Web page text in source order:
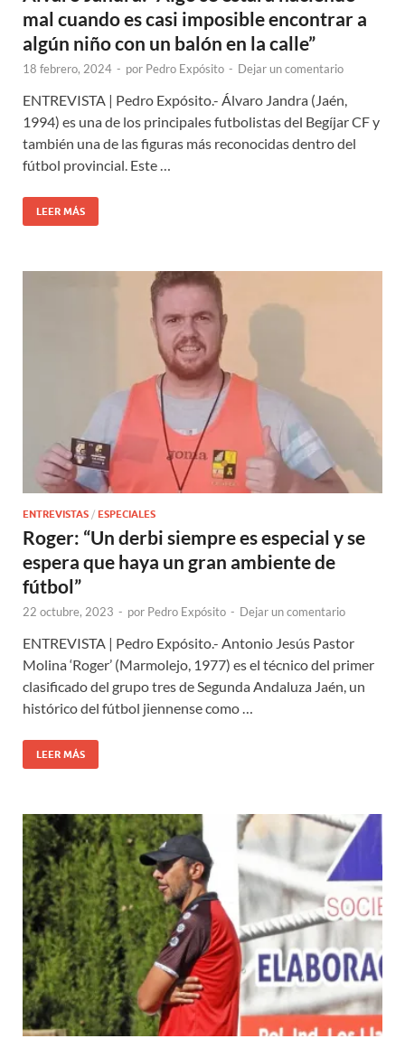
mal cuando es casi imposible encontrar a
algún niño con un balón en la calle”
18 febrero, 2024 - por Pedro Expósito - Dejar un comentario
ENTREVISTA | Pedro Expósito.- Álvaro Jandra (Jaén,
1994) es una de los principales futbolistas del Begíjar CF y
también una de las figuras más reconocidas dentro del
fútbol provincial. Este …
LEER MÁS
ENTREVISTAS / ESPECIALES
Roger: “Un derbi siempre es especial y se
espera que haya un gran ambiente de
fútbol”
22 octubre, 2023 - por Pedro Expósito - Dejar un comentario
ENTREVISTA | Pedro Expósito.- Antonio Jesús Pastor
Molina ‘Roger’ (Marmolejo, 1977) es el técnico del primer
clasificado del grupo tres de Segunda Andaluza Jaén, un
histórico del fútbol jiennense como …
LEER MÁS